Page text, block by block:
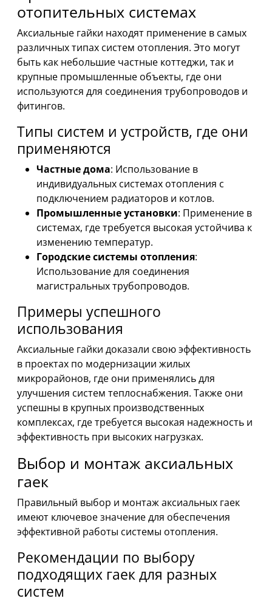
отопительных системах
Аксиальные гайки находят применение в самых
различных типах систем отопления. Это могут
быть как небольшие частные коттеджи, так и
крупные промышленные объекты, где они
используются для соединения трубопроводов и
фитингов.
Типы систем и устройств, где они
применяются
Частные дома: Использование в
индивидуальных системах отопления с
подключением радиаторов и котлов.
Промышленные установки: Применение в
системах, где требуется высокая устойчива к
изменению температур.
Городские системы отопления:
Использование для соединения
магистральных трубопроводов.
Примеры успешного
использования
Аксиальные гайки доказали свою эффективность
в проектах по модернизации жилых
микрорайонов, где они применялись для
улучшения систем теплоснабжения. Также они
успешны в крупных производственных
комплексах, где требуется высокая надежность и
эффективность при высоких нагрузках.
Выбор и монтаж аксиальных
гаек
Правильный выбор и монтаж аксиальных гаек
имеют ключевое значение для обеспечения
эффективной работы системы отопления.
Рекомендации по выбору
подходящих гаек для разных
систем